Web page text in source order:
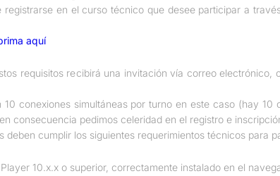
registrarse en el curso técnico que desee participar a
aquí
requisitos recibirá una invitación vía correo
10 conexiones simultáneas por turno en este caso (hay
consecuencia pedimos celeridad en el registro e
deben cumplir los siguientes requerimientos técnicos para
10.x.x o superior, correctamente instalado en el